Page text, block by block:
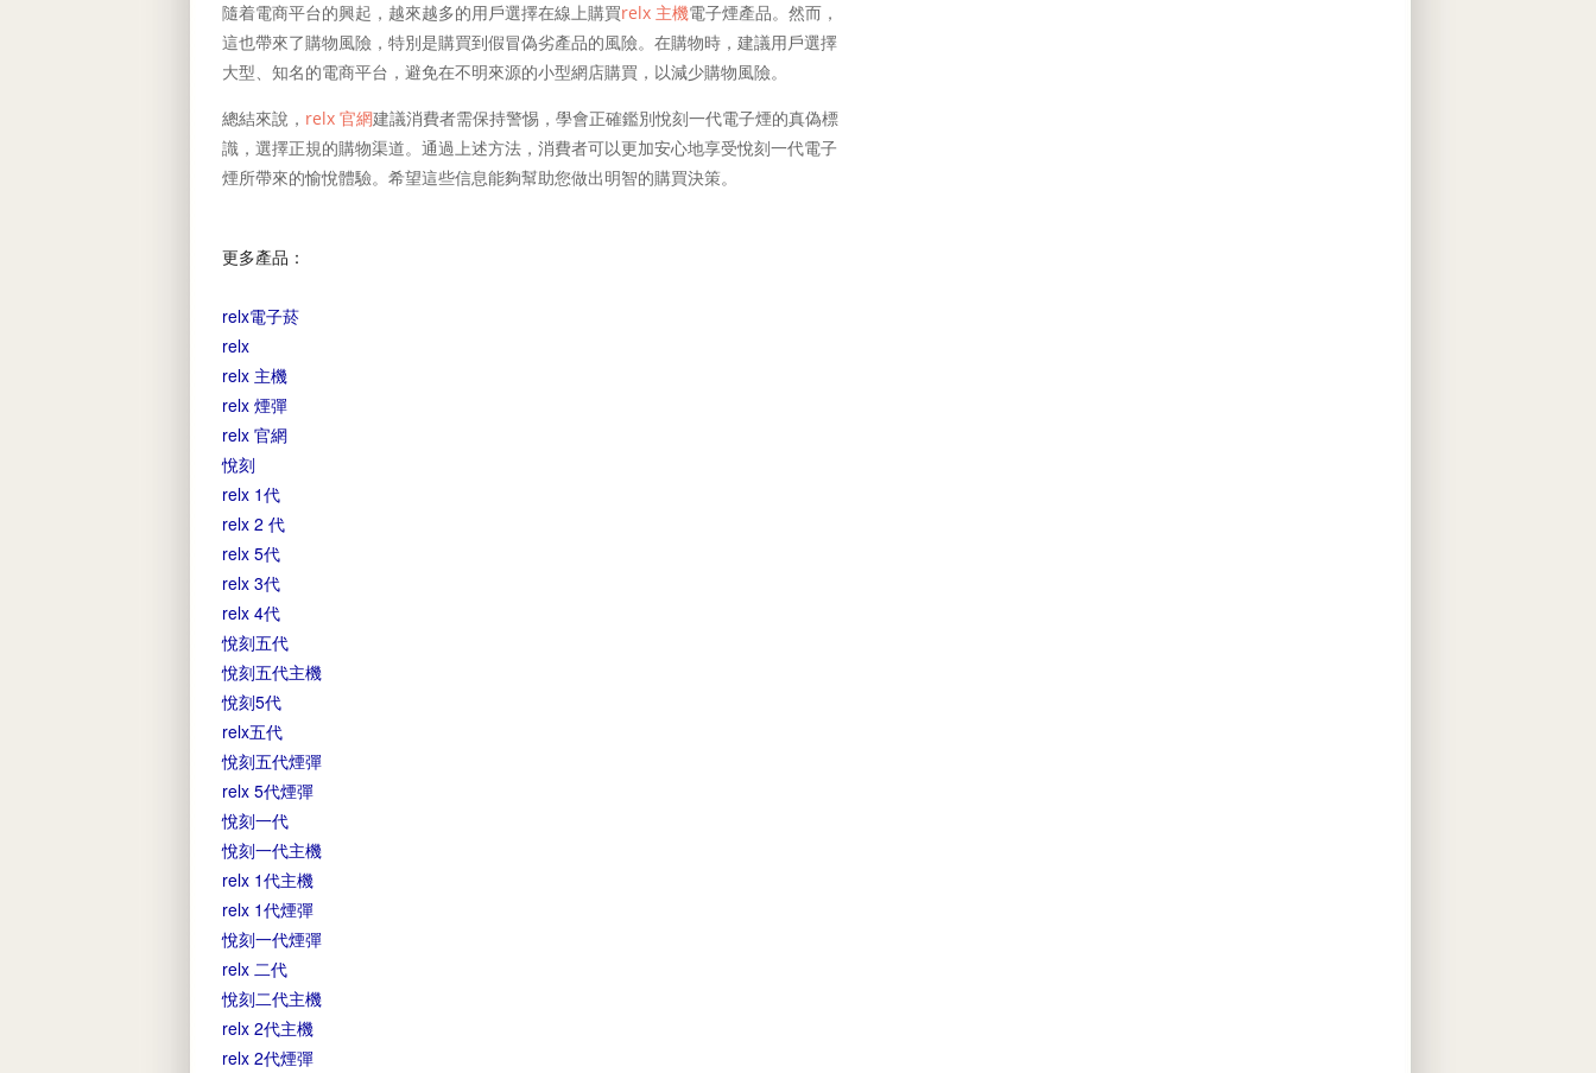
隨着電商平台的興起，越來越多的用戶選擇在線上購買relx 主機電子煙產品。然而，
這也帶來了購物風險，特別是購買到假冒偽劣產品的風險。在購物時，建議用戶選擇
大型、知名的電商平台，避免在不明來源的小型網店購買，以減少購物風險。
總結來說， relx 官網建議消費者需保持警惕，學會正確鑑別悅刻一代電子煙的真偽標
識，選擇正規的購物渠道。通過上述方法，消費者可以更加安心地享受悅刻一代電子
煙所帶來的愉悅體驗。希望這些信息能夠幫助您做出明智的購買決策。
更多產品：
relx電子菸
relx
relx 主機
relx 煙彈
relx 官網
悅刻
relx 1代
relx 2 代
relx 5代
relx 3代
relx 4代
悅刻五代
悅刻五代主機
悅刻5代
relx五代
悅刻五代煙彈
relx 5代煙彈
悅刻一代
悅刻一代主機
relx 1代主機
relx 1代煙彈
悅刻一代煙彈
relx 二代
悅刻二代主機
relx 2代主機
relx 2代煙彈